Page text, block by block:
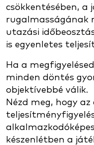
csökkentésében, a
rugalmasságának
utazási
is egyenletes
Ha a
minden döntés
objektívebbé válik.
Nézd meg, hogy
készenlétben a